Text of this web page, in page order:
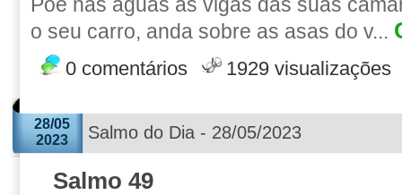
o seu carro, anda sobre as asas do v...
0 comentários 1929 visualizações
28/05
2023
Salmo do Dia - 28/05/2023
Salmo 49